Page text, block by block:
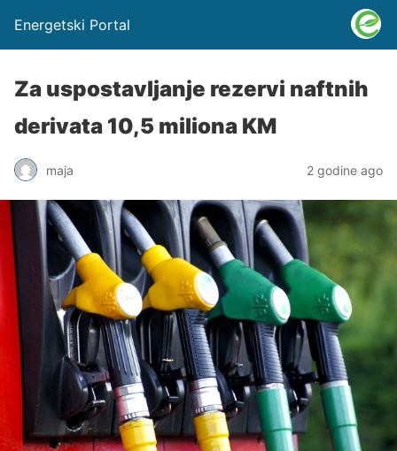
Energetski Portal
Za uspostavljanje rezervi naftnih
derivata 10,5 miliona KM
maja 2 godine ago